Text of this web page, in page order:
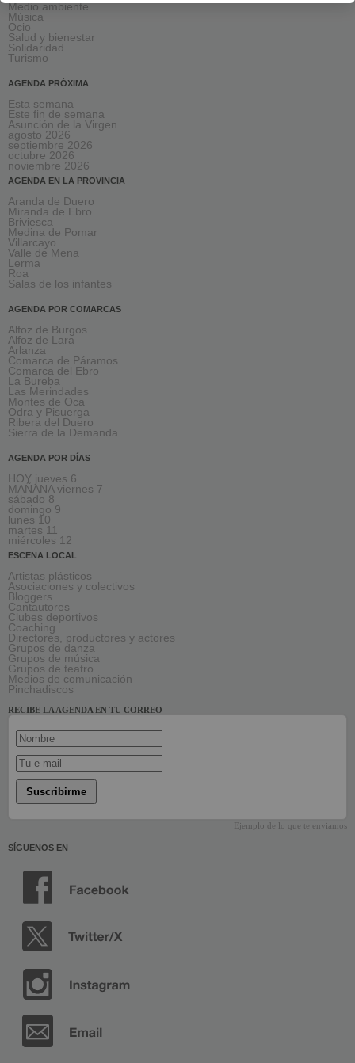
Medio ambiente
Música
Ocio
Salud y bienestar
Solidaridad
Turismo
AGENDA PRÓXIMA
Esta semana
Este fin de semana
Asunción de la Virgen
agosto 2026
septiembre 2026
octubre 2026
noviembre 2026
AGENDA EN LA PROVINCIA
Aranda de Duero
Miranda de Ebro
Briviesca
Medina de Pomar
Villarcayo
Valle de Mena
Lerma
Roa
Salas de los infantes
AGENDA POR COMARCAS
Alfoz de Burgos
Alfoz de Lara
Arlanza
Comarca de Páramos
Comarca del Ebro
La Bureba
Las Merindades
Montes de Oca
Odra y Pisuerga
Ribera del Duero
Sierra de la Demanda
AGENDA POR DÍAS
HOY jueves 6
MAÑANA viernes 7
sábado 8
domingo 9
lunes 10
martes 11
miércoles 12
ESCENA LOCAL
Artistas plásticos
Asociaciones y colectivos
Bloggers
Cantautores
Clubes deportivos
Coaching
Directores, productores y actores
Grupos de danza
Grupos de música
Grupos de teatro
Medios de comunicación
Pinchadiscos
RECIBE LA AGENDA EN TU CORREO
Suscribirme
Ejemplo de lo que te enviamos
SÍGUENOS EN